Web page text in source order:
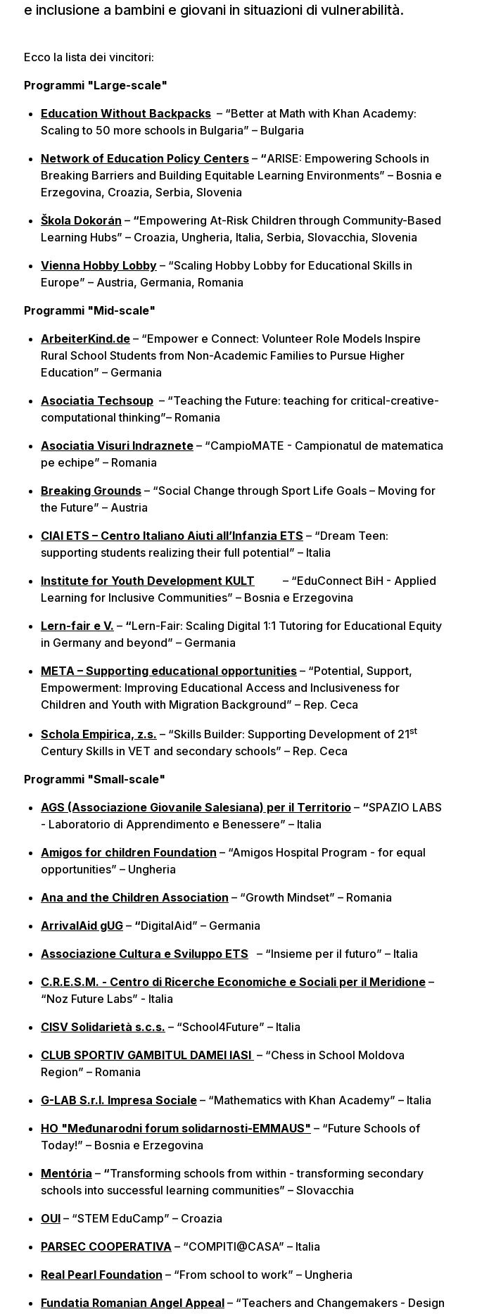
e inclusione a bambini e giovani in situazioni di vulnerabilità.
Ecco la lista dei vincitori:
Programmi "Large-scale"
Education Without Backpacks – “Better at Math with Khan Academy:
Scaling to 50 more schools in Bulgaria” – Bulgaria
Network of Education Policy Centers – “ARISE: Empowering Schools in
Breaking Barriers and Building Equitable Learning Environments” – Bosnia e
Erzegovina, Croazia, Serbia, Slovenia
Škola Dokorán – “Empowering At-Risk Children through Community-Based
Learning Hubs” – Croazia, Ungheria, Italia, Serbia, Slovacchia, Slovenia
Vienna Hobby Lobby – “Scaling Hobby Lobby for Educational Skills in
Europe” – Austria, Germania, Romania
Programmi "Mid-scale"
ArbeiterKind.de – “Empower e Connect: Volunteer Role Models Inspire
Rural School Students from Non-Academic Families to Pursue Higher
Education” – Germania
Asociatia Techsoup – “Teaching the Future: teaching for critical-creative-
computational thinking”– Romania
Asociatia Visuri Indraznete – “CampioMATE - Campionatul de matematica
pe echipe” – Romania
Breaking Grounds – “Social Change through Sport Life Goals – Moving for
the Future” – Austria
CIAI ETS – Centro Italiano Aiuti all’Infanzia ETS – “Dream Teen:
supporting students realizing their full potential” – Italia
Institute for Youth Development KULT
– “EduConnect BiH - Applied
Learning for Inclusive Communities” – Bosnia e Erzegovina
Lern-fair e V. – “Lern-Fair: Scaling Digital 1:1 Tutoring for Educational Equity
in Germany and beyond” – Germania
META – Supporting educational opportunities – “Potential, Support,
Empowerment: Improving Educational Access and Inclusiveness for
Children and Youth with Migration Background” – Rep. Ceca
Schola Empirica, z.s. – “Skills Builder: Supporting Development of 21st
Century Skills in VET and secondary schools” – Rep. Ceca
Programmi "Small-scale"
AGS (Associazione Giovanile Salesiana) per il Territorio – “SPAZIO LABS
- Laboratorio di Apprendimento e Benessere” – Italia
Amigos for children Foundation – “Amigos Hospital Program - for equal
opportunities” – Ungheria
Ana and the Children Association – “Growth Mindset” – Romania
ArrivalAid gUG – “DigitalAid” – Germania
Associazione Cultura e Sviluppo ETS
– “Insieme per il futuro” – Italia
C.R.E.S.M. - Centro di Ricerche Economiche e Sociali per il Meridione –
“Noz Future Labs” - Italia
CISV Solidarietà s.c.s. – “School4Future” – Italia
CLUB SPORTIV GAMBITUL DAMEI IASI – “Chess in School Moldova
Region” – Romania
G-LAB S.r.l. Impresa Sociale – “Mathematics with Khan Academy” – Italia
HO "Međunarodni forum solidarnosti-EMMAUS" – “Future Schools of
Today!” – Bosnia e Erzegovina
Mentória – “Transforming schools from within - transforming secondary
schools into successful learning communities” – Slovacchia
OUI – “STEM EduCamp” – Croazia
PARSEC COOPERATIVA – “COMPITI@CASA” – Italia
Real Pearl Foundation – “From school to work” – Ungheria
Fundatia Romanian Angel Appeal – “Teachers and Changemakers - Design